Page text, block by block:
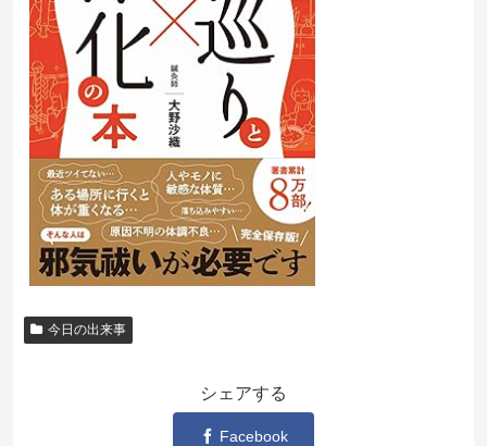
今日の出来事
シェアする
Facebook